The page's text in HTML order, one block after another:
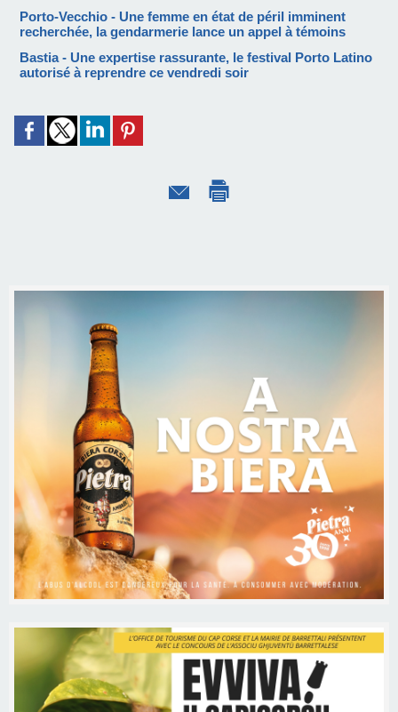
Porto-Vecchio - Une femme en état de péril imminent
recherchée, la gendarmerie lance un appel à témoins
Bastia - Une expertise rassurante, le festival Porto Latino
autorisé à reprendre ce vendredi soir